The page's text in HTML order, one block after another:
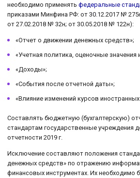
необходимо применять федеральные
приказами Минфина РФ: от 30.12.2017 №
от 27.02.2018 № 32н; от 30.05.2018 № 122н):
«Отчет о движении денежных средств»;
«Учетная политика, оценочные значения
«Доходы»;
«События после отчетной даты»;
«Влияние изменений курсов
Составлять бюджетную (бухгалтерскую)
стандартам государственные учреждения
отчетности 2019 г.
Исключение составляют положения
денежных средств» по отражению
финансовых инструментах. Их необходимо